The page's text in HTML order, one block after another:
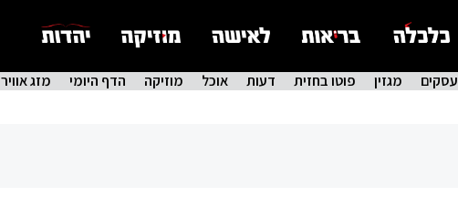
עסקים מגזין פוטו בחזית דעות אוכל מוזיקה הדף היומי מזג אוויר